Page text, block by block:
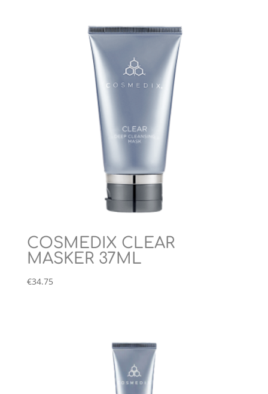
COSMEDIX CLEAR
MASKER 37ML
€34.75